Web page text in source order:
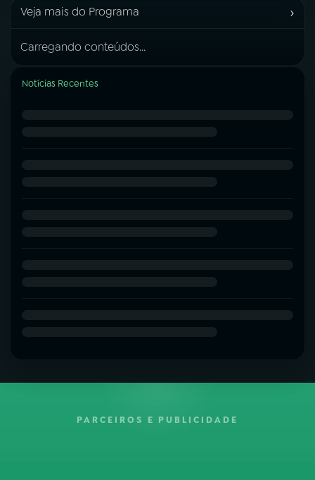
Veja mais do Programa ›
Carregando conteúdos...
Notícias Recentes
PARCEIROS E PUBLICIDADE